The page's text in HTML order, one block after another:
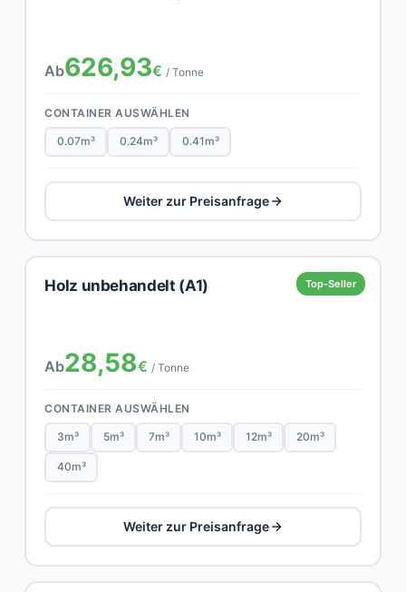
Ab626,93€ / Tonne
CONTAINER AUSWÄHLEN
0.07m³ 0.24m³ 0.41m³
Weiter zur Preisanfrage
Top-Seller
Holz unbehandelt (A1)
Ab28,58€ / Tonne
CONTAINER AUSWÄHLEN
3m³ 5m³ 7m³ 10m³ 12m³ 20m³
40m³
Weiter zur Preisanfrage